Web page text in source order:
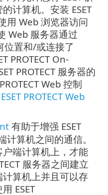
计算机。安装 ESET
用 Web 浏览器访问
Web 服务器通过
置和/或连接了
PROTECT On-
PROTECT 服务器的
Web 控制
PROTECT Web
有助于增强 ESET
计算机之间的通信。
端计算机上，才能
服务器之间建立
算机上并且可以存
ESET